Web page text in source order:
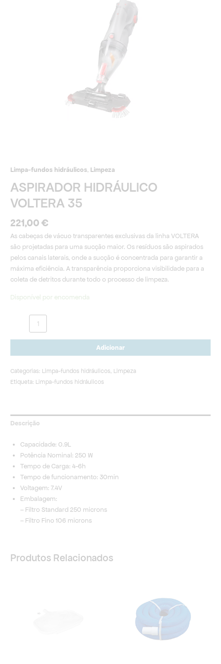
Limpa-fundos hidráulicos, Limpeza
ASPIRADOR HIDRÁULICO
VOLTERA 35
221,00€
As cabeças de vácuo transparentes exclusivas da linha VOLTERA
são projetadas para uma sucção maior. Os resíduos são aspirados
pelos canais laterais, onde a sucção é concentrada para garantir a
máxima eficiência. A transparência proporciona visibilidade para a
coleta de detritos durante todo o processo de limpeza.
Disponível por encomenda
Adicionar
Categorias: Limpa-fundos hidráulicos, Limpeza
Etiqueta: Limpa-fundos hidráulicos
Descrição
Capacidade: 0.9L
Potência Nominal: 250 W
Tempo de Carga: 4-6h
Tempo de funcionamento: 30min
Voltagem: 7.4V
Embalagem:
– Filtro Standard 250 microns
– Filtro Fino 106 microns
Produtos Relacionados
36,59 €